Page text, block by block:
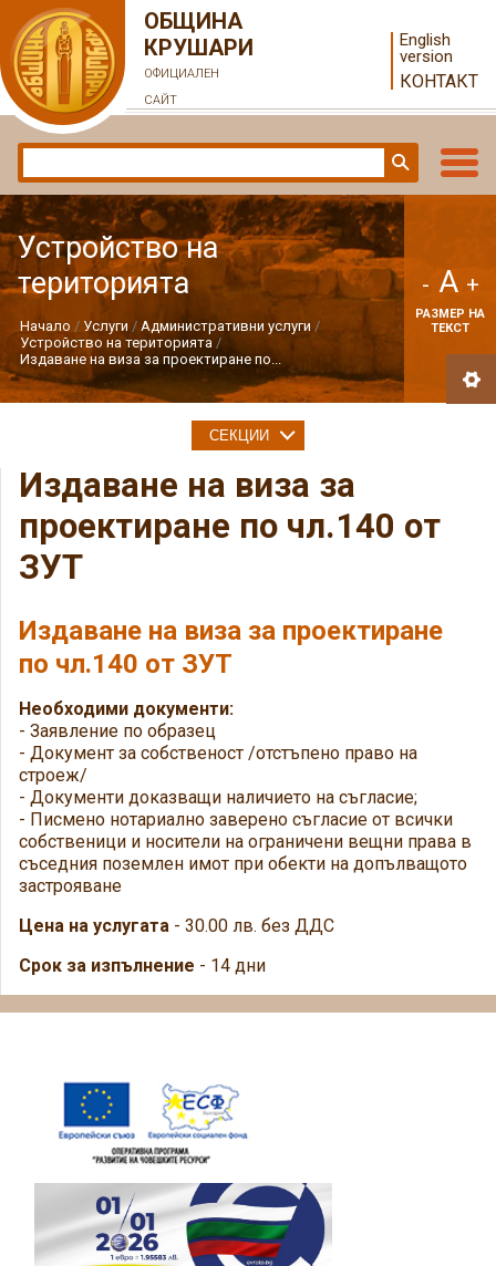
ОБЩИНА
КРУШАРИ
ОФИЦИАЛЕН
САЙТ
English
version
КОНТАКТ
Устройство на
територията
Начало Услуги
Административни услуги
Устройство на територията
Издаване на виза за проектиране по...
- A +
РАЗМЕР НА
ТЕКСТ
Издаване на виза за
проектиране по чл.140 от
ЗУТ
Издаване на виза за проектиране
по чл.140 от ЗУТ
Необходими документи:
- Заявление по образец
- Документ за собственост /отстъпено право на
строеж/
- Документи доказващи наличието на съгласие;
- Писмено нотариално заверено съгласие от всички
собственици и носители на ограничени вещни права в
съседния поземлен имот при обекти на допълващото
застрояване
Цена на услугата - 30.00 лв. без ДДС
Срок за изпълнение - 14 дни
СЕКЦИИ